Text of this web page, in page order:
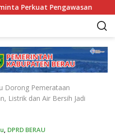
Pengawasan
Dorong Pemerataan
Listrik dan Air Bersih Jadi
, DPRD BERAU